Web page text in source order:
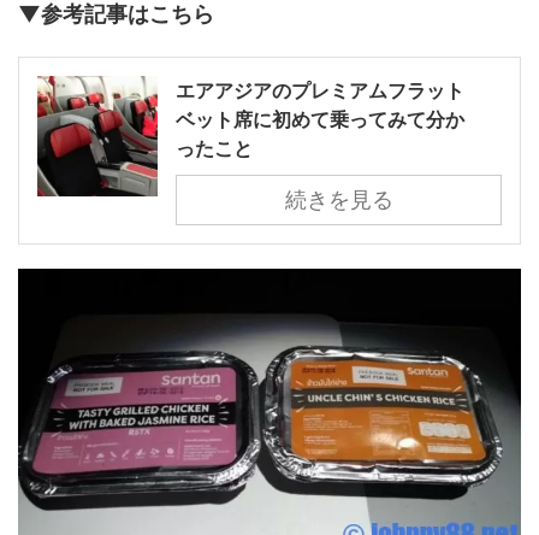
▼参考記事はこちら
エアアジアのプレミアムフラット
ベット席に初めて乗ってみて分か
ったこと
続きを見る